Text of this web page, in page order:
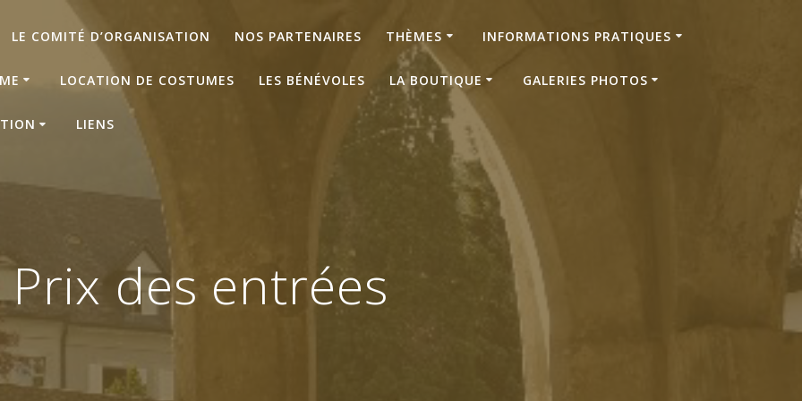
LE COMITÉ D’ORGANISATION NOS PARTENAIRES THÈMES INFORMATIONS PRATIQUES
LOCATION DE COSTUMES LES BÉNÉVOLES LA BOUTIQUE GALERIES PHOTOS
LIENS
Prix des entrées